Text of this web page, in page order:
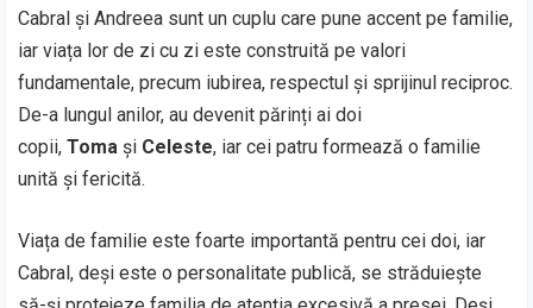
Cabral și Andreea sunt un cuplu care pune accent pe familie,
iar viața lor de zi cu zi este construită pe valori
fundamentale, precum iubirea, respectul și sprijinul reciproc.
De-a lungul anilor, au devenit părinți ai doi
copii,Toma și Celeste, iar cei patru formează o familie
unită și fericită.
Viața de familie este foarte importantă pentru cei doi, iar
Cabral, deși este o personalitate publică, se străduiește